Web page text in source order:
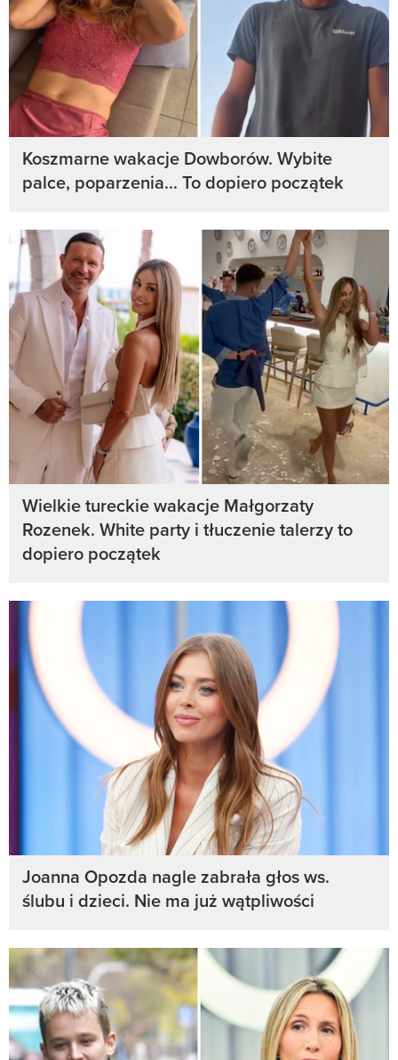
Koszmarne wakacje Dowborów. Wybite
palce, poparzenia... To dopiero początek
Wielkie tureckie wakacje Małgorzaty
Rozenek. White party i tłuczenie talerzy to
dopiero początek
Joanna Opozda nagle zabrała głos ws.
ślubu i dzieci. Nie ma już wątpliwości